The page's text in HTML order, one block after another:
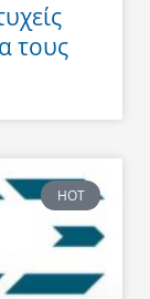
τους
HOT